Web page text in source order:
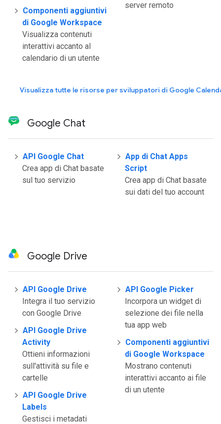
Componenti aggiuntivi
di Google Workspace
Visualizza contenuti
interattivi accanto al
calendario di un utente
server remoto
Visualizza tutte le risorse per sviluppatori di Google
Google Chat
API Google Chat
Crea app di Chat basate
sul tuo servizio
App di Chat Apps
Script
Crea app di Chat basate
sui dati del tuo account
Google Drive
API Google Drive
Integra il tuo servizio
con Google Drive
API Google Drive
Activity
Ottieni informazioni
sull'attività su file e
cartelle
API Google Drive
Labels
Gestisci i metadati
API Google Picker
Incorpora un widget di
selezione dei file nella
tua app web
Componenti aggiuntivi
di Google Workspace
Mostrano contenuti
interattivi accanto ai file
di un utente